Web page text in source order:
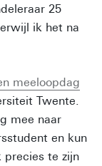
25
ik het na
meeloopdag
Twente.
mee naar
en kun
precies te zijn